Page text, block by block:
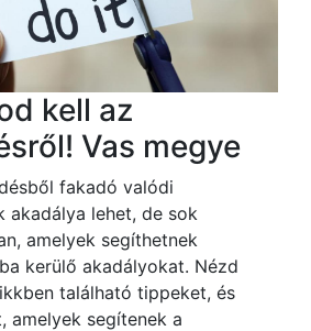
kell az
Vas megye
fakadó valódi
akadálya lehet, de sok
amelyek segíthetnek
kerülő akadályokat. Nézd
található tippeket, és
amelyek segítenek a